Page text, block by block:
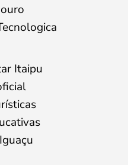
Itaipu